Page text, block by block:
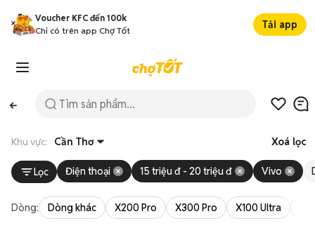
Voucher KFC đến 100k
Chỉ có trên app Chợ Tốt
Tải app
Khu vực: Cần Thơ Xoá lọc
Lọc Điện thoại 15 triệu đ - 20 triệu đ Vivo
Dòng: Dòng khác X200 Pro X300 Pro X100 Ultra